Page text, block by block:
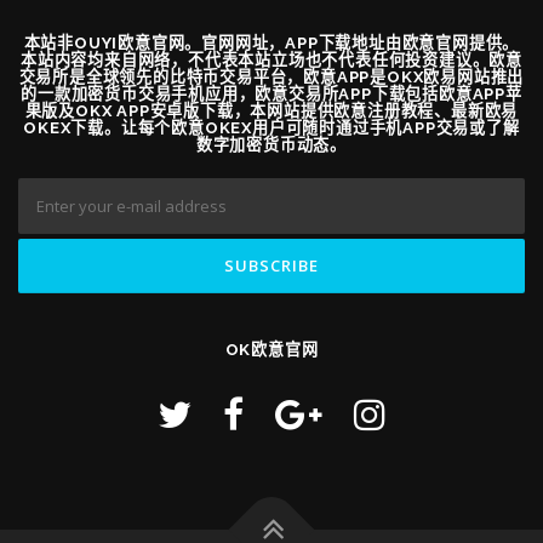
本站非OUYI欧意官网。官网网址，APP下载地址由欧意官网提供。
本站内容均来自网络，不代表本站立场也不代表任何投资建议。欧意
交易所是全球领先的比特币交易平台，欧意APP是OKX欧易网站推出
的一款加密货币交易手机应用，欧意交易所APP下载包括欧意APP苹
果版及OKX APP安卓版下载，本网站提供欧意注册教程、最新欧易
OKEX下载。让每个欧意OKEX用户可随时通过手机APP交易或了解
数字加密货币动态。
OK欧意官网